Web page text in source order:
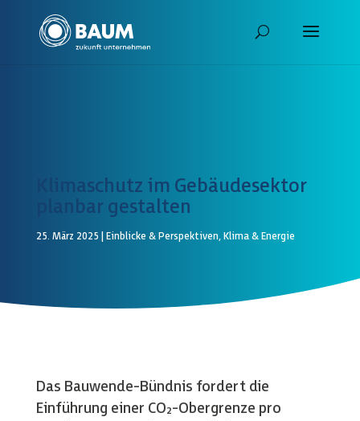
Klimaschutz im Gebäudesektor
planbar gestalten
25. März 2025 Einblicke & Perspektiven, Klima & Energie
Das Bauwende-Bündnis fordert die
Einführung einer CO₂-Obergrenze pro